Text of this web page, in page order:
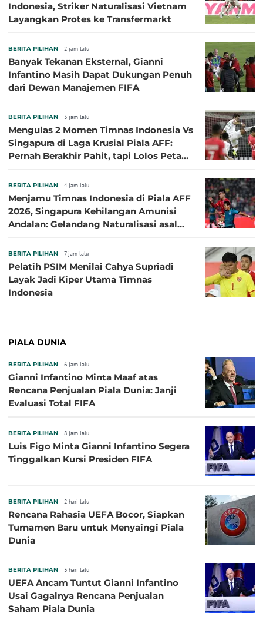
Indonesia, Striker Naturalisasi Vietnam
Layangkan Protes ke Transfermarkt
BERITA PILIHAN 2 jam lalu
Banyak Tekanan Eksternal, Gianni
Infantino Masih Dapat Dukungan Penuh
dari Dewan Manajemen FIFA
BERITA PILIHAN 3 jam lalu
Mengulas 2 Momen Timnas Indonesia Vs
Singapura di Laga Krusial Piala AFF:
Pernah Berakhir Pahit, tapi Lolos Petaka
BERITA PILIHAN 4 jam lalu
Menjamu Timnas Indonesia di Piala AFF
2026, Singapura Kehilangan Amunisi
Andalan: Gelandang Naturalisasi asal
BERITA PILIHAN 7 jam lalu
Pelatih PSIM Menilai Cahya Supriadi
Layak Jadi Kiper Utama Timnas
Indonesia
PIALA DUNIA
BERITA PILIHAN 6 jam lalu
Gianni Infantino Minta Maaf atas
Rencana Penjualan Piala Dunia: Janji
Evaluasi Total FIFA
BERITA PILIHAN 8 jam lalu
Luis Figo Minta Gianni Infantino Segera
Tinggalkan Kursi Presiden FIFA
BERITA PILIHAN 2 hari lalu
Rencana Rahasia UEFA Bocor, Siapkan
Turnamen Baru untuk Menyaingi Piala
Dunia
BERITA PILIHAN 3 hari lalu
UEFA Ancam Tuntut Gianni Infantino
Usai Gagalnya Rencana Penjualan
Saham Piala Dunia